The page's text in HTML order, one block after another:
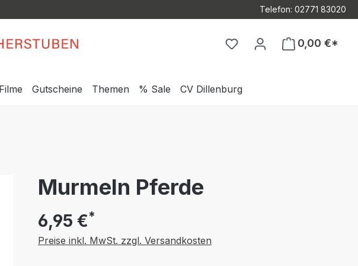
Telefon: 02771 83020
Du hast 0 Produkte auf
0,00 €*
Filme Gutscheine Themen % Sale CV Dillenburg
Murmeln Pferde
6,95 €*
Preise inkl. MwSt. zzgl. Versandkosten